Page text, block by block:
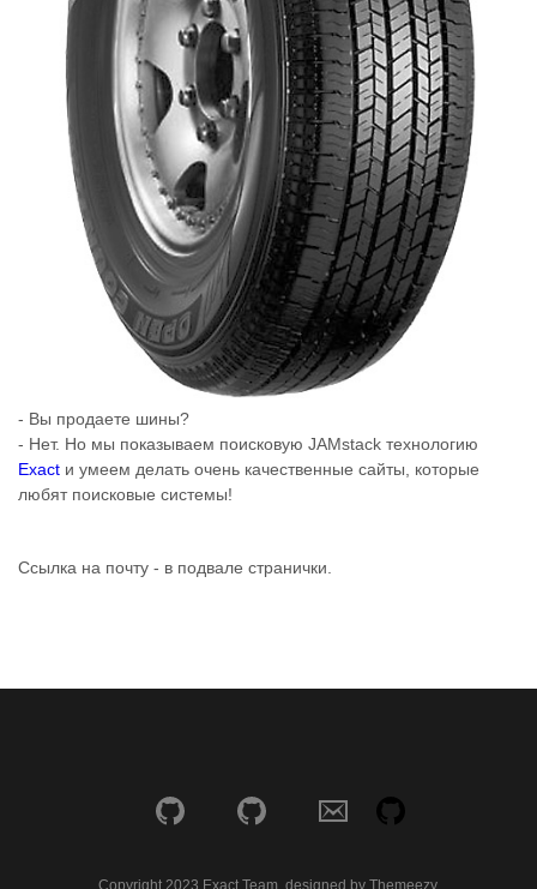
- Вы продаете шины?
- Нет. Но мы показываем поисковую JAMstack технологию
Exact и умеем делать очень качественные сайты, которые
любят поисковые системы!
Ссылка на почту - в подвале странички.